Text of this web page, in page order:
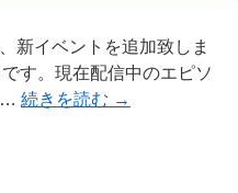
新イベントを追加致しま
す。現在配信中のエピソ
… 続きを読む →